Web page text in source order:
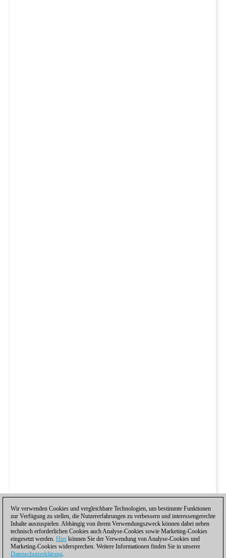
Wir verwenden Cookies und vergleichbare Technologien, um bestimmte Funktionen
zur Verfügung zu stellen, die Nutzererfahrungen zu verbessern und interessengerechte
Inhalte auszuspielen. Abhängig von ihrem Verwendungszweck können dabei neben
technisch erforderlichen Cookies auch Analyse-Cookies sowie Marketing-Cookies
eingesetzt werden. Hier können Sie der Verwendung von Analyse-Cookies und
Marketing-Cookies widersprechen. Weitere Informationen finden Sie in unserer
Datenschutzerklärung.